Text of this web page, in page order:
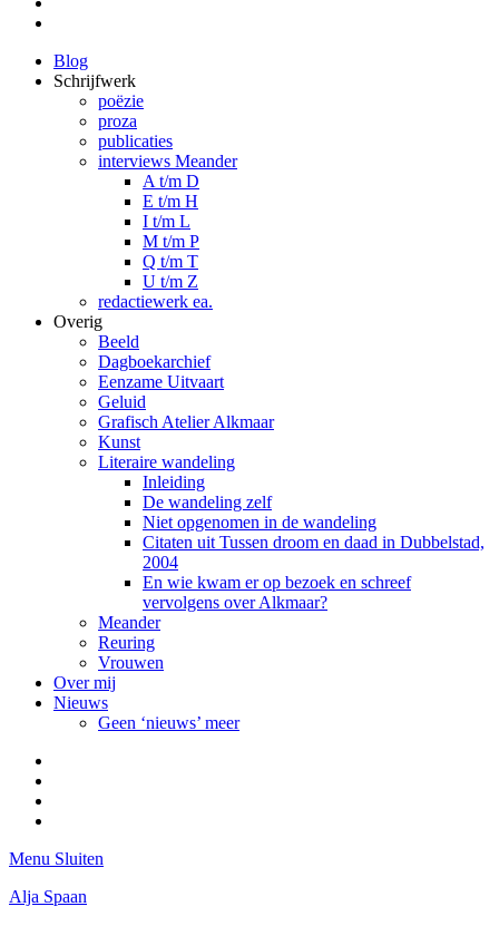
Blog
Schrijfwerk
poëzie
proza
publicaties
interviews Meander
A t/m D
E t/m H
I t/m L
M t/m P
Q t/m T
U t/m Z
redactiewerk ea.
Overig
Beeld
Dagboekarchief
Eenzame Uitvaart
Geluid
Grafisch Atelier Alkmaar
Kunst
Literaire wandeling
Inleiding
De wandeling zelf
Niet opgenomen in de wandeling
Citaten uit Tussen droom en daad in Dubbelstad,
2004
En wie kwam er op bezoek en schreef
vervolgens over Alkmaar?
Meander
Reuring
Vrouwen
Over mij
Nieuws
Geen ‘nieuws’ meer
Menu Sluiten
Alja Spaan